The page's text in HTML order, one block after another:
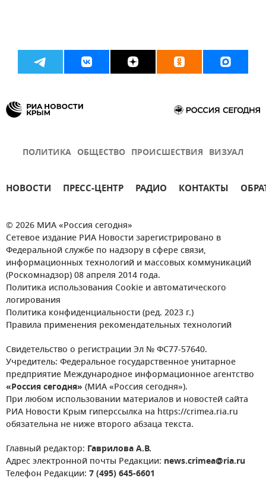
ПОЛИТИКА ОБЩЕСТВО ПРОИСШЕСТВИЯ ВИЗУАЛ
НОВОСТИ ПРЕСС-ЦЕНТР РАДИО КОНТАКТЫ
© 2026 МИА «Россия сегодня»
Сетевое издание РИА Новости зарегистрировано в
Федеральной службе по надзору в сфере связи,
информационных технологий и массовых коммуникаций
(Роскомнадзор) 08 апреля 2014 года.
Политика использования Cookie и автоматического
логирования
Политика конфиденциальности (ред. 2023 г.)
Правила применения рекомендательных технологий
Свидетельство о регистрации Эл № ФС77-57640.
Учредитель: Федеральное государственное унитарное
предприятие Международное информационное агентство
«Россия сегодня» (МИА «Россия сегодня»).
При любом использовании материалов и новостей сайта
РИА Новости Крым гиперссылка на https://crimea.ria.ru
обязательна не ниже второго абзаца текста.
Главный редактор: Гаврилова А.В.
Адрес электронной почты Редакции: news.crimea@ria.ru
Телефон Редакции: 7 (495) 645-6601